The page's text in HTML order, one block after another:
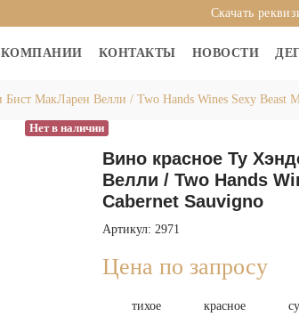
Скачать
КОНТАКТЫ НОВОСТИ
МакЛарен Велли / Two Hands Wines Sexy Beast
Нет в наличии
Вино красное Ту
Велли / Two Hands
Cabernet Sauvigno
Артикул: 2971
Цена по запросу
тихое красное